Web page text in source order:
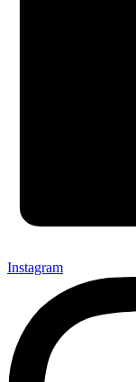
Instagram